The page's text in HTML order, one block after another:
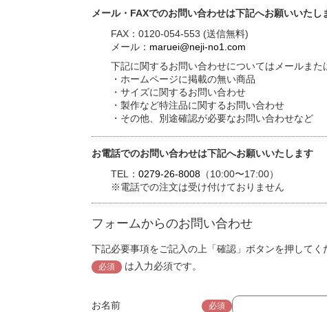
メール・FAXでのお問い合わせは下記へお願いいたし
FAX：0120-054-553 (送信無料)
メール： maruei@neji-no1.com
下記に関するお問い合わせについてはメールまた
・ホームページに掲載の無い商品
・サイズに関するお問い合わせ
・製作など特注品に関するお問い合わせ
・その他、別途確認が必要なお問い合わせなど
お電話でのお問い合わせは下記へお願いいたします
TEL： 0279-26-8008 （10:00〜17:00）
※電話での注文は受け付けておりません
フォームからのお問い合わせ
下記必要事項をご記入の上「確認」ボタンを押してく
必須 は入力必須です。
お名前 必須